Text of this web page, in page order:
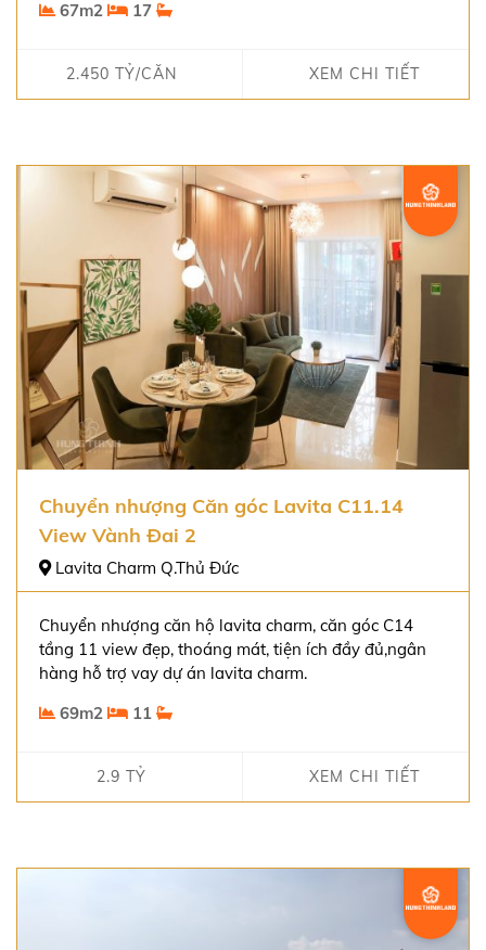
67m2 17
2.450 TỶ/CĂN XEM CHI TIẾT
Chuyển nhượng Căn góc Lavita C11.14
View Vành Đai 2
Lavita Charm Q.Thủ Đức
Chuyển nhượng căn hộ lavita charm, căn góc C14
tầng 11 view đẹp, thoáng mát, tiện ích đầy đủ,ngân
hàng hỗ trợ vay dự án lavita charm.
69m2
11
2.9 TỶ XEM CHI TIẾT